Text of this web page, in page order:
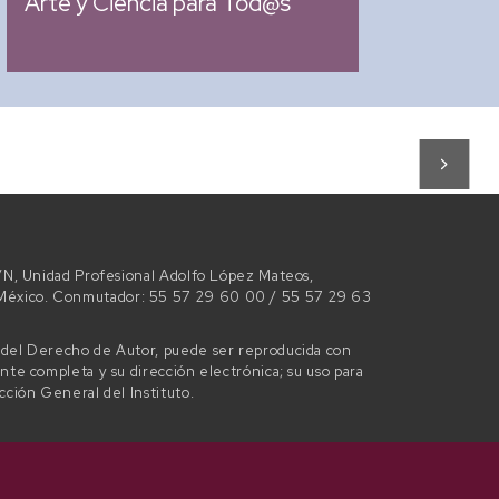
Unidad Profesional Adolfo López Mateos,
Conmutador: 55 57 29 60 00 / 55 57 29 63
Derecho de Autor, puede ser reproducida con
completa y su dirección electrónica; su uso para
General del Instituto.